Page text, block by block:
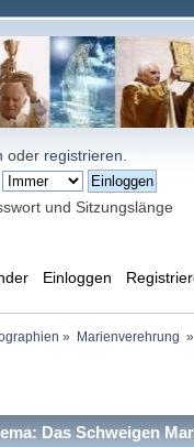
oder registrieren
und Sitzungslänge
Einloggen
» Marienverehrung »
Das Schweigen